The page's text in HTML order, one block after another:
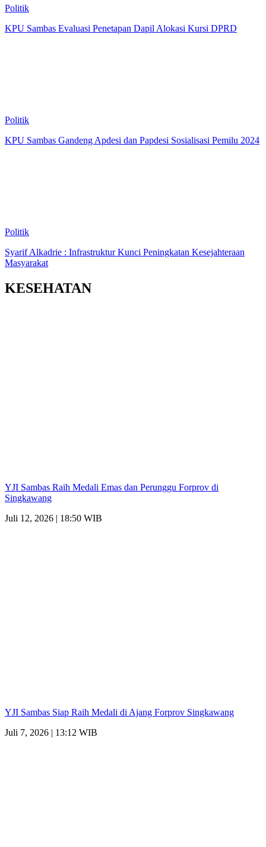
Politik
KPU Sambas Evaluasi Penetapan Dapil Alokasi Kursi DPRD
Politik
KPU Sambas Gandeng Apdesi dan Papdesi Sosialisasi Pemilu 2024
Politik
Syarif Alkadrie : Infrastruktur Kunci Peningkatan Kesejahteraan
Masyarakat
KESEHATAN
YJI Sambas Raih Medali Emas dan Perunggu Forprov di
Singkawang
Juli 12, 2026 | 18:50 WIB
YJI Sambas Siap Raih Medali di Ajang Forprov Singkawang
Juli 7, 2026 | 13:12 WIB